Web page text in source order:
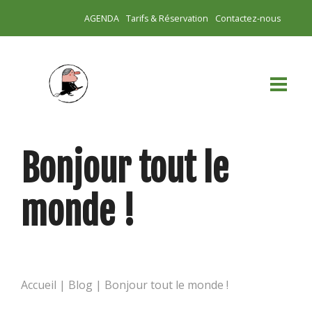
AGENDA Tarifs & Réservation Contactez-nous
Bonjour tout le
monde !
Accueil | Blog | Bonjour tout le monde !